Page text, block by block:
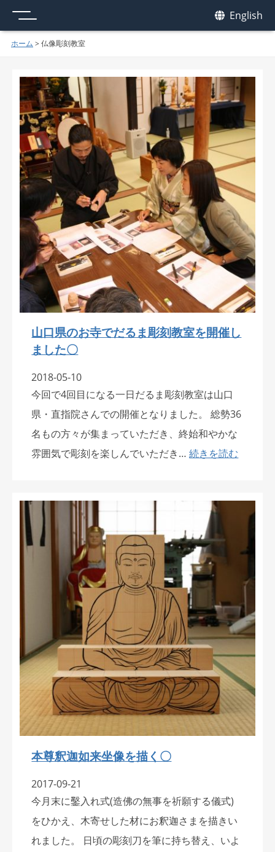
English
ホーム > 仏像彫刻教室
山口県のお寺でだるま彫刻教室を開催し
ました〇
2018-05-10
今回で4回目になる一日だるま彫刻教室は山口
県・直指院さんでの開催となりました。 総勢36
名もの方々が集まっていただき、終始和やかな
雰囲気で彫刻を楽しんでいただき…続きを読む
本尊釈迦如来坐像を描く〇
2017-09-21
今月末に鑿入れ式(造佛の無事を祈願する儀式)
をひかえ、木寄せした材にお釈迦さまを描きい
れました。 日頃の彫刻刀を筆に持ち替え、いよ